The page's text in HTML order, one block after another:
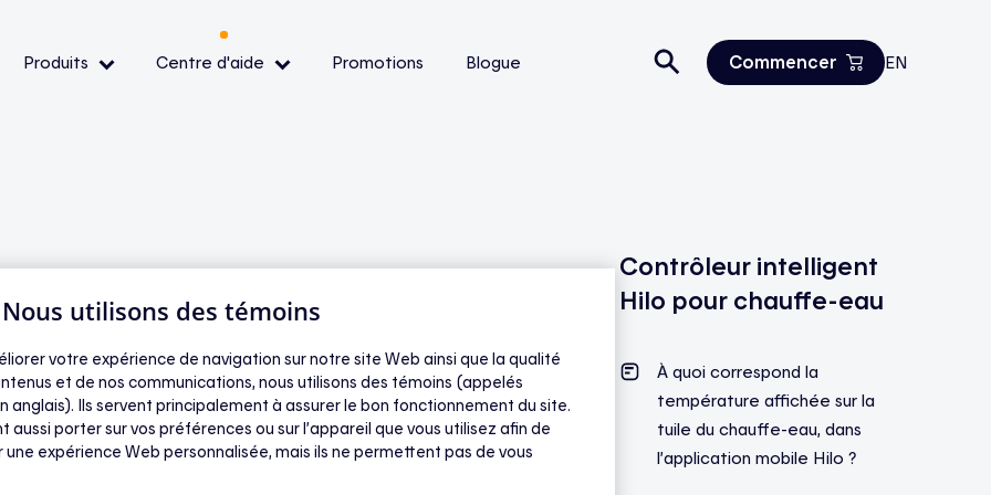
Produits Centre d'aide Promotions Blogue Commencer EN
que je
chaude durant
de pointe ?
Contrôleur intelligent
Hilo pour chauffe-eau
À quoi correspond la
température affichée sur la
tuile du chauffe-eau, dans
l’application mobile Hilo ?
utilisons des témoins
votre expérience de navigation sur notre site Web ainsi que la qualité
et de nos communications, nous utilisons des témoins (appelés
anglais). Ils servent principalement à assurer le bon fonctionnement du site.
aussi porter sur vos préférences ou sur l’appareil que vous utilisez afin de
une expérience Web personnalisée, mais ils ne permettent pas de vous